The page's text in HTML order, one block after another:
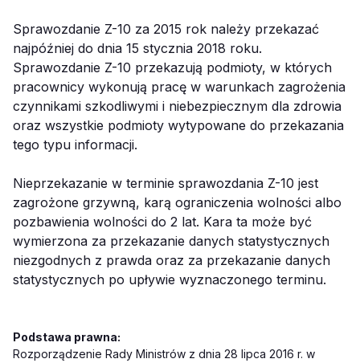
Sprawozdanie Z-10 za 2015 rok należy przekazać
najpóźniej do dnia 15 stycznia 2018 roku.
Sprawozdanie Z-10 przekazują podmioty, w których
pracownicy wykonują pracę w warunkach zagrożenia
czynnikami szkodliwymi i niebezpiecznym dla zdrowia
oraz wszystkie podmioty wytypowane do przekazania
tego typu informacji.
Nieprzekazanie w terminie sprawozdania Z-10 jest
zagrożone grzywną, karą ograniczenia wolności albo
pozbawienia wolności do 2 lat. Kara ta może być
wymierzona za przekazanie danych statystycznych
niezgodnych z prawda oraz za przekazanie danych
statystycznych po upływie wyznaczonego terminu.
Podstawa prawna:
Rozporządzenie Rady Ministrów z dnia 28 lipca 2016 r. w